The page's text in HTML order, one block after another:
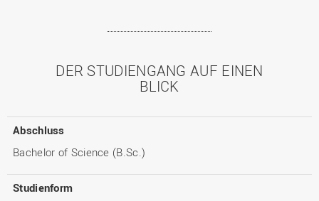
DER STUDIENGANG AUF EINEN
BLICK
Abschluss
Bachelor of Science (B.Sc.)
Studienform